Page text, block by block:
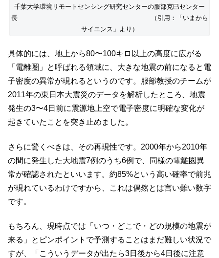
千葉大学環境リモートセンシング研究センターの服部克巳センター
長 （引用：「いまから
サイエンス」より）
具体的には、地上から80〜100キロ以上の高度に広がる
「電離圏」と呼ばれる領域に、大きな地震の前になると電
子密度の異常が現れるというのです。服部教授のチームが
2011年の東日本大震災のデータを解析したところ、地震
発生の3〜4日前に震源地上空で電子密度に明確な変化が
起きていたことを突き止めました。
さらに驚くべきは、その再現性です。2000年から2010年
の間に発生した大地震7例のうち6例で、同様の電離圏異
常が確認されたといいます。約85%という高い確率で前兆
が現れているわけですから、これは偶然とは言い難い数字
です。
もちろん、現時点では「いつ・どこで・どの規模の地震が
来る」とピンポイントで予測することはまだ難しい状況で
すが、「こういうデータが出たら3日後から4日後に注意